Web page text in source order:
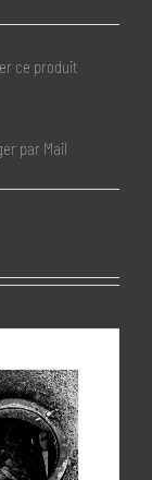
ce produit
par Mail